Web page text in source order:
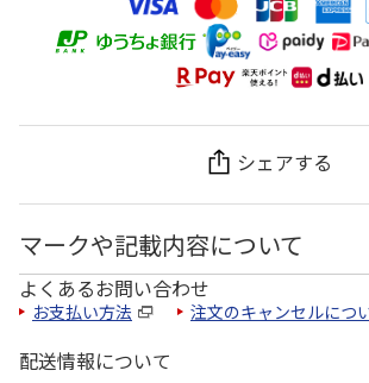
シェアする
マークや記載内容について
よくあるお問い合わせ
お支払い方法 注文のキャンセルにつ
配送情報について